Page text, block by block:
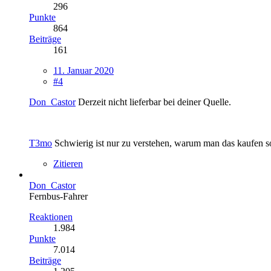
296
Punkte
864
Beiträge
161
11. Januar 2020
#4
Don_CastorDerzeit nicht lieferbar bei deiner Quelle.
T3mo Schwierig ist nur zu verstehen, warum man das kaufen
Zitieren
Don_Castor
Fernbus-Fahrer
Reaktionen
1.984
Punkte
7.014
Beiträge